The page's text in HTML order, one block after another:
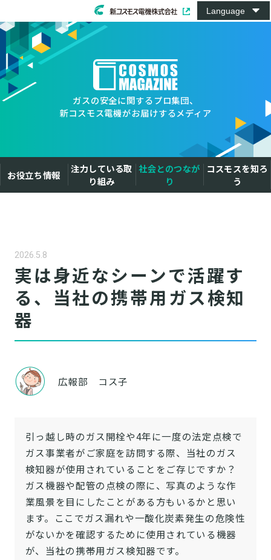
Language
ガスの安全に関するプロ集団、
新コスモス電機がお届けするメディア
お役立ち情報
注力している取
り組み
社会とのつなが
り
コスモスを知ろ
う
2026.5.8
実は身近なシーンで活躍す
る、当社の携帯用ガス検知
器
広報部 コス子
引っ越し時のガス開栓や4年に一度の法定点検で
ガス事業者がご家庭を訪問する際、当社のガス
検知器が使用されていることをご存じですか？
ガス機器や配管の点検の際に、写真のような作
業風景を目にしたことがある方もいるかと思い
ます。ここでガス漏れや一酸化炭素発生の危険性
がないかを確認するために使用されている機器
が、当社の携帯用ガス検知器です。